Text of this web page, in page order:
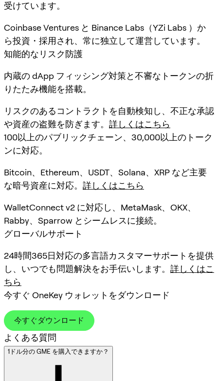
受けています。
Coinbase Ventures と Binance Labs（YZi Labs ）か
ら投資・採用され、常に独立して運営しています。
知能的なリスク防護
内蔵の dApp フィッシング対策と不審なトークンの折
りたたみ機能を搭載。
リスクのあるコントラクトを自動検知し、不正な承認
や資産の盗難を防ぎます。 詳しくはこちら
100以上のパブリックチェーン、30,000以上のトーク
ンに対応。
Bitcoin、Ethereum、USDT、Solana、XRP など主要
な暗号資産に対応。 詳しくはこちら
WalletConnect v2 に対応し、MetaMask、OKX、
Rabby、Sparrow とシームレスに接続。
グローバルサポート
24時間365日対応の多言語カスタマーサポートを提供
し、いつでも問題解決をお手伝いします。 詳しくはこ
ちら
今すぐ OneKey ウォレットをダウンロード
今すぐダウンロード
よくある質問
1ドル分の GME を購入できますか？